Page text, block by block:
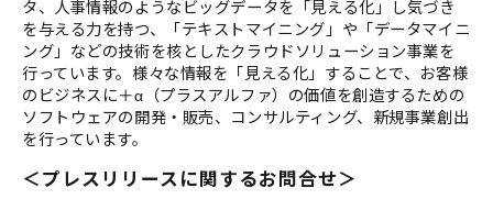
タ、人事情報のようなビッグデータを「見える化」し気づき
を与える力を持つ、「テキストマイニング」や「データマイニ
ング」などの技術を核としたクラウドソリューション事業を
行っています。様々な情報を「見える化」することで、お客様
のビジネスに＋α（プラスアルファ）の価値を創造するための
ソフトウェアの開発・販売、コンサルティング、新規事業創出
を行っています。
＜プレスリリースに関するお問合せ＞